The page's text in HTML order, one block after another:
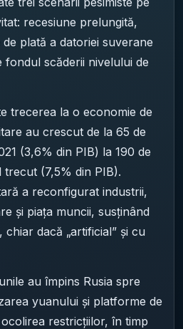
recesiune prelungită,
plată a datoriei suverane
scăderii nivelului de
trecerea la o economie de
au crescut de la 65 de
(3,6% din PIB) la 190 de
trecut (7,5% din PIB).
a reconfigurat industrii,
și piața muncii, susținând
dacă „artificial” și cu
au împins Rusia spre
yuanului și platforme de
restricțiilor, în timp